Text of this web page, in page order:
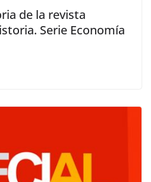
de la revista
Serie Economía